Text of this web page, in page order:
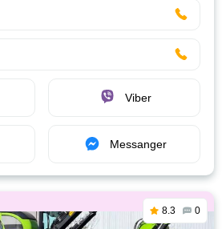
Viber
Messanger
8.3 0